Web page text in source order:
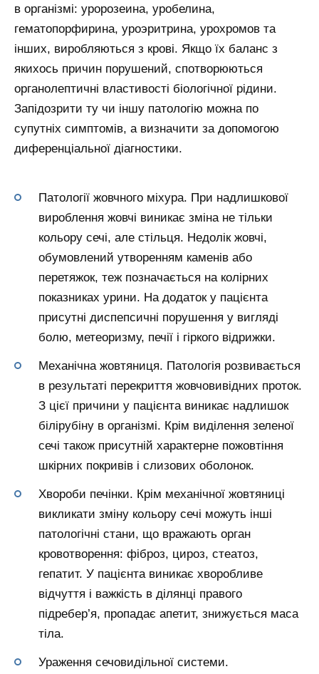
в організмі: уророзеина, уробелина,
гематопорфирина, уроэритрина, урохромов та
інших, виробляються з крові. Якщо їх баланс з
якихось причин порушений, спотворюються
органолептичні властивості біологічної рідини.
Запідозрити ту чи іншу патологію можна по
супутніх симптомів, а визначити за допомогою
диференціальної діагностики.
Патології жовчного міхура. При надлишкової
вироблення жовчі виникає зміна не тільки
кольору сечі, але стільця. Недолік жовчі,
обумовлений утворенням каменів або
перетяжок, теж позначається на колірних
показниках урини. На додаток у пацієнта
присутні диспепсичні порушення у вигляді
болю, метеоризму, печії і гіркого відрижки.
Механічна жовтяниця. Патологія розвивається
в результаті перекриття жовчовивідних проток.
З цієї причини у пацієнта виникає надлишок
білірубіну в організмі. Крім виділення зеленої
сечі також присутній характерне пожовтіння
шкірних покривів і слизових оболонок.
Хвороби печінки. Крім механічної жовтяниці
викликати зміну кольору сечі можуть інші
патологічні стани, що вражають орган
кровотворення: фіброз, цироз, стеатоз,
гепатит. У пацієнта виникає хворобливе
відчуття і важкість в ділянці правого
підребер’я, пропадає апетит, знижується маса
тіла.
Ураження сечовидільної системи.